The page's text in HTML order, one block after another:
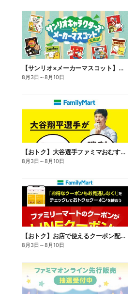
【サンリオ×メーカーマスコット】オリジナルグッズ貰える!
8月3日 ～8月10日
【おトク】大谷選手ファミマおむすび割
8月3日 ～8月10日
【おトク】お店で使えるクーポン配信中
8月3日 ～8月10日